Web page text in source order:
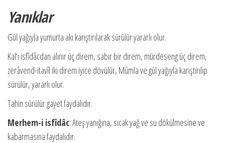
Yanıklar
Gül yağıyla yumurta akı karıştırılarak sürülür yararlı olur.
Kal‘ı isfîdâcdan alınır üç direm, sabır bir direm, mürdeseng üç direm,
zerâvend-itavîl iki direm iyice dövülür, Mûmla ve gül yağıyla karıştırılıp
sürülür, yararlı olur.
Tahin sürülür gayet faydalıdır.
Merhem-i isfîdâc: Ateş yanığına, sıcak yağ ve su dökülmesine ve
kabarmasına faydalıdır.